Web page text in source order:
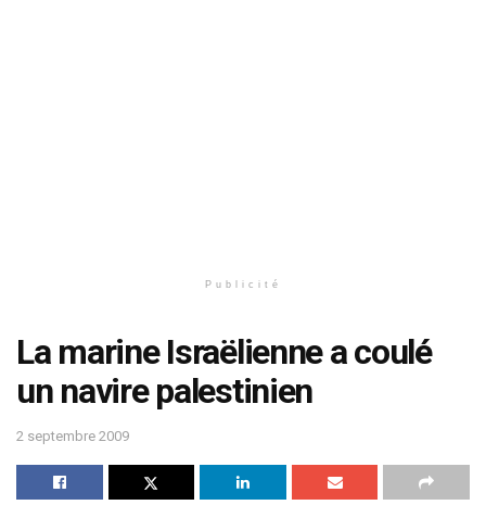
Publicité
La marine Israëlienne a coulé
un navire palestinien
2 septembre 2009